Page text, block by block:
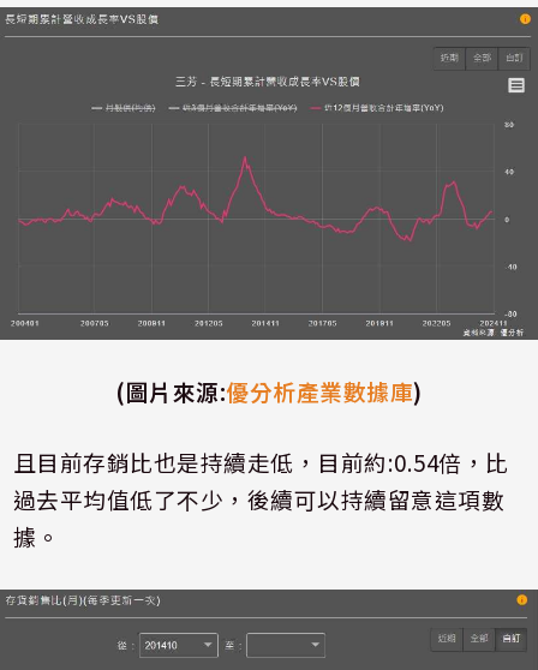
(圖片來源:優分析產業數據庫)
且目前存銷比也是持續走低，目前約:0.54倍，比
過去平均值低了不少，後續可以持續留意這項數
據。